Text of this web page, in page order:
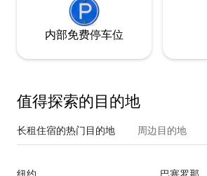
内部免费停车位
值得探索的目的地
长租住宿的热门目的地 周边目的地